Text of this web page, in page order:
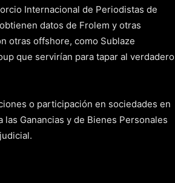
Internacional de Periodistas de
datos de Frolem y otras
otras offshore, como Sublaze
que servirían para tapar al verdadero
o participación en sociedades en
Ganancias y de Bienes Personales